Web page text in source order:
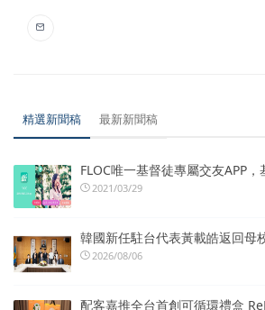
精選新聞稿 最新新聞稿
FLOC唯一基督徒專屬交友APP
2021/03/29
韓國新任駐台代表黃載皓返回母
2026/08/06
配客嘉推全台首創可循環禮盒